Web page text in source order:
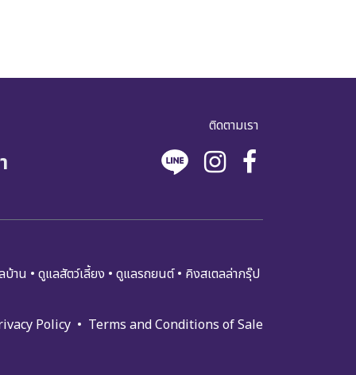
ติดตามเรา
บ้า​น • ดูแล​สัตว์เลี้ยง • ดูแล​รถย​นต์• คิงสเตลล่ากรุ๊ป
Policy • Terms and Condi​tions of Sale